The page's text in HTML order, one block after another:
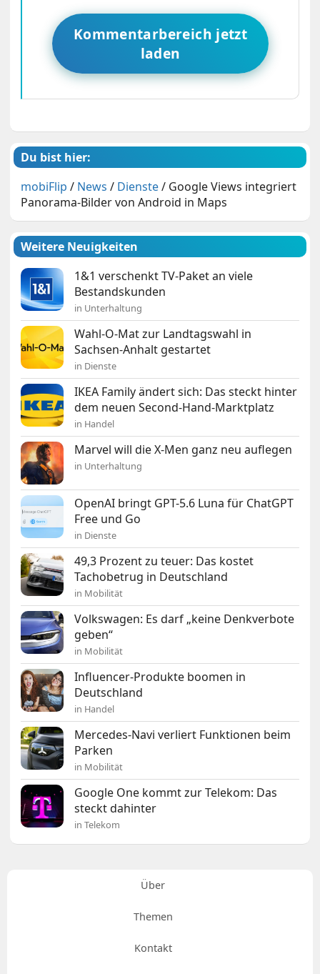
Kommentarbereich jetzt
laden
Du bist hier:
mobiFlip / News / Dienste/ Google Views integriert
Panorama-Bilder von Android in Maps
Weitere Neuigkeiten
1&1 verschenkt TV-Paket an viele
Bestandskunden
in Unterhaltung
Wahl-O-Mat zur Landtagswahl in
Sachsen-Anhalt gestartet
in Dienste
IKEA Family ändert sich: Das steckt hinter
dem neuen Second-Hand-Marktplatz
in Handel
Marvel will die X-Men ganz neu auflegen
in Unterhaltung
OpenAI bringt GPT-5.6 Luna für ChatGPT
Free und Go
in Dienste
49,3 Prozent zu teuer: Das kostet
Tachobetrug in Deutschland
in Mobilität
Volkswagen: Es darf „keine Denkverbote
geben“
in Mobilität
Influencer-Produkte boomen in
Deutschland
in Handel
Mercedes-Navi verliert Funktionen beim
Parken
in Mobilität
Google One kommt zur Telekom: Das
steckt dahinter
in Telekom
Über
Themen
Kontakt